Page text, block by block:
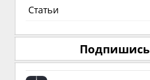
Статьи
Подпишись